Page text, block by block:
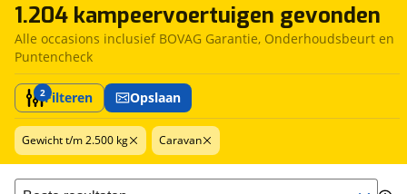
1.204 kampeervoertuigen gevonden
Alle occasions inclusief BOVAG Garantie, Onderhoudsbeurt en
Puntencheck
2Filteren Opslaan
Gewicht t/m 2.500 kg Caravan